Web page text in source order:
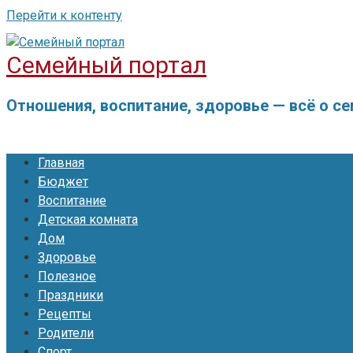
Перейти к контенту
Семейный портал
Отношения, воспитание, здоровье — всё о
Главная
Бюджет
Воспитание
Детская комната
Дом
Здоровье
Полезное
Праздники
Рецепты
Родители